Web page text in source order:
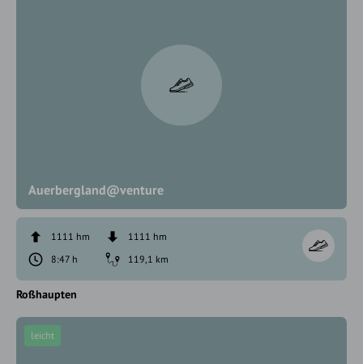
Auerbergland@venture
1111 hm
1111 hm
8:47 h
119,1 km
Roßhaupten
leicht